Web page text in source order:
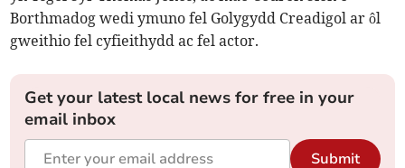
Borthmadog wedi ymuno fel Golygydd Creadigol ar ôl
gweithio fel cyfieithydd ac fel actor.
Get your latest local news for free in your
email inbox
Submit